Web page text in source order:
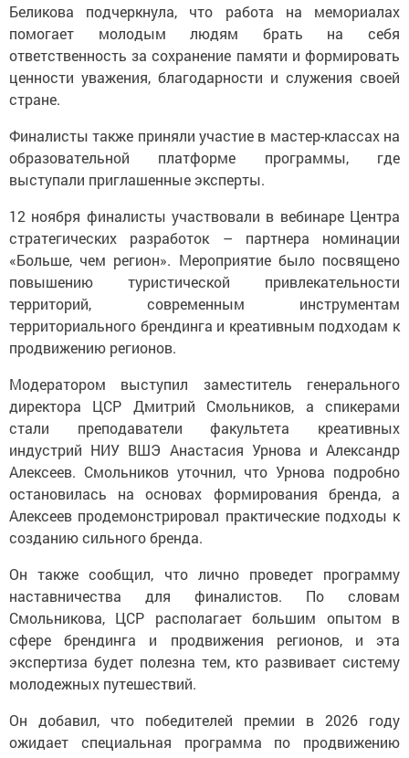
Беликова подчеркнула, что работа на мемориалах
помогает молодым людям брать на себя
ответственность за сохранение памяти и формировать
ценности уважения, благодарности и служения своей
стране.
Финалисты также приняли участие в мастер-классах на
образовательной платформе программы, где
выступали приглашенные эксперты.
12 ноября финалисты участвовали в вебинаре Центра
стратегических разработок – партнера номинации
«Больше, чем регион». Мероприятие было посвящено
повышению туристической привлекательности
территорий, современным инструментам
территориального брендинга и креативным подходам к
продвижению регионов.
Модератором выступил заместитель генерального
директора ЦСР Дмитрий Смольников, а спикерами
стали преподаватели факультета креативных
индустрий НИУ ВШЭ Анастасия Урнова и Александр
Алексеев. Смольников уточнил, что Урнова подробно
остановилась на основах формирования бренда, а
Алексеев продемонстрировал практические подходы к
созданию сильного бренда.
Он также сообщил, что лично проведет программу
наставничества для финалистов. По словам
Смольникова, ЦСР располагает большим опытом в
сфере брендинга и продвижения регионов, и эта
экспертиза будет полезна тем, кто развивает систему
молодежных путешествий.
Он добавил, что победителей премии в 2026 году
ожидает специальная программа по продвижению